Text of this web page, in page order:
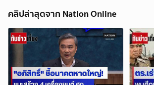
คลิปล่าสุดจาก Nation Online